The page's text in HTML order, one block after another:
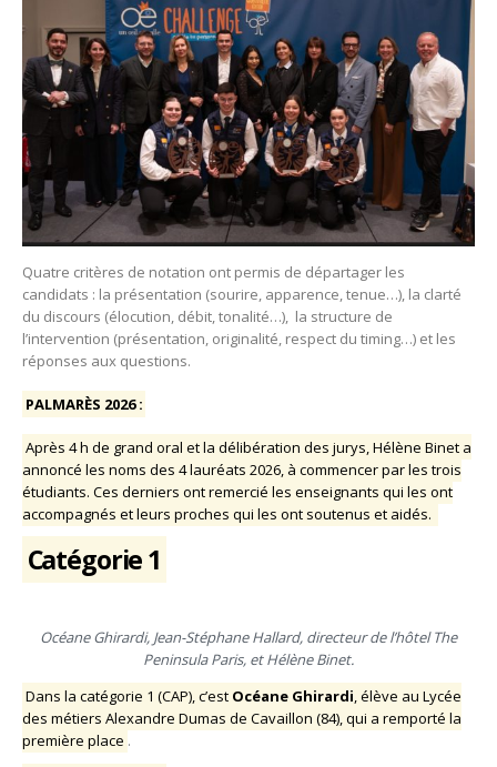
Quatre critères de notation ont permis de départager les
candidats : la présentation (sourire, apparence, tenue…), la clarté
du discours (élocution, débit, tonalité…), la structure de
l’intervention (présentation, originalité, respect du timing…) et les
réponses aux questions.
PALMARÈS 2026 :
Après 4 h de grand oral et la délibération des jurys, Hélène Binet a
annoncé les noms des 4 lauréats 2026, à commencer par les trois
étudiants. Ces derniers ont remercié les enseignants qui les ont
accompagnés et leurs proches qui les ont soutenus et aidés.
Catégorie 1
Océane Ghirardi, Jean-Stéphane Hallard, directeur de l’hôtel The
Peninsula Paris, et Hélène Binet.
Dans la catégorie 1 (CAP), c’est Océane Ghirardi, élève au Lycée
des métiers Alexandre Dumas de Cavaillon (84), qui a remporté la
première place .